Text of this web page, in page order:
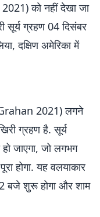
को नहीं देखा जा
ग्रहण 04 दिसंबर
दक्षिण अमेरिका में
2021) लगने
ग्रहण है. सूर्य
जाएगा, जो लगभग
होगा. यह वलयाकार
बजे शुरू होगा और शाम